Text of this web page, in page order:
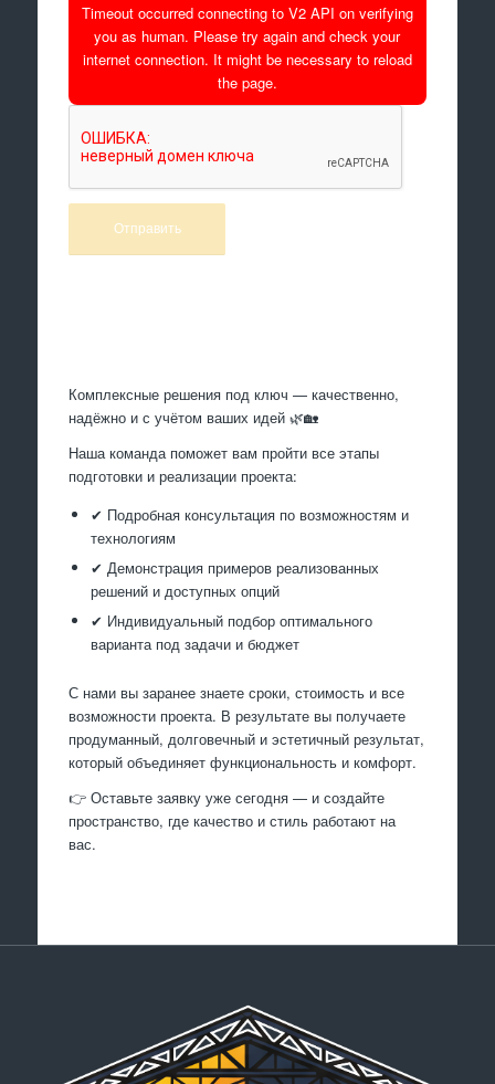
Timeout occurred connecting to V2 API on verifying
you as human. Please try again and check your
internet connection. It might be necessary to reload
the page.
Комплексные решения под ключ — качественно,
надёжно и с учётом ваших идей 🌿🏡
Наша команда поможет вам пройти все этапы
подготовки и реализации проекта:
✔ Подробная консультация по возможностям и
технологиям
✔ Демонстрация примеров реализованных
решений и доступных опций
✔ Индивидуальный подбор оптимального
варианта под задачи и бюджет
С нами вы заранее знаете сроки, стоимость и все
возможности проекта. В результате вы получаете
продуманный, долговечный и эстетичный результат,
который объединяет функциональность и комфорт.
👉 Оставьте заявку уже сегодня — и создайте
пространство, где качество и стиль работают на
вас.